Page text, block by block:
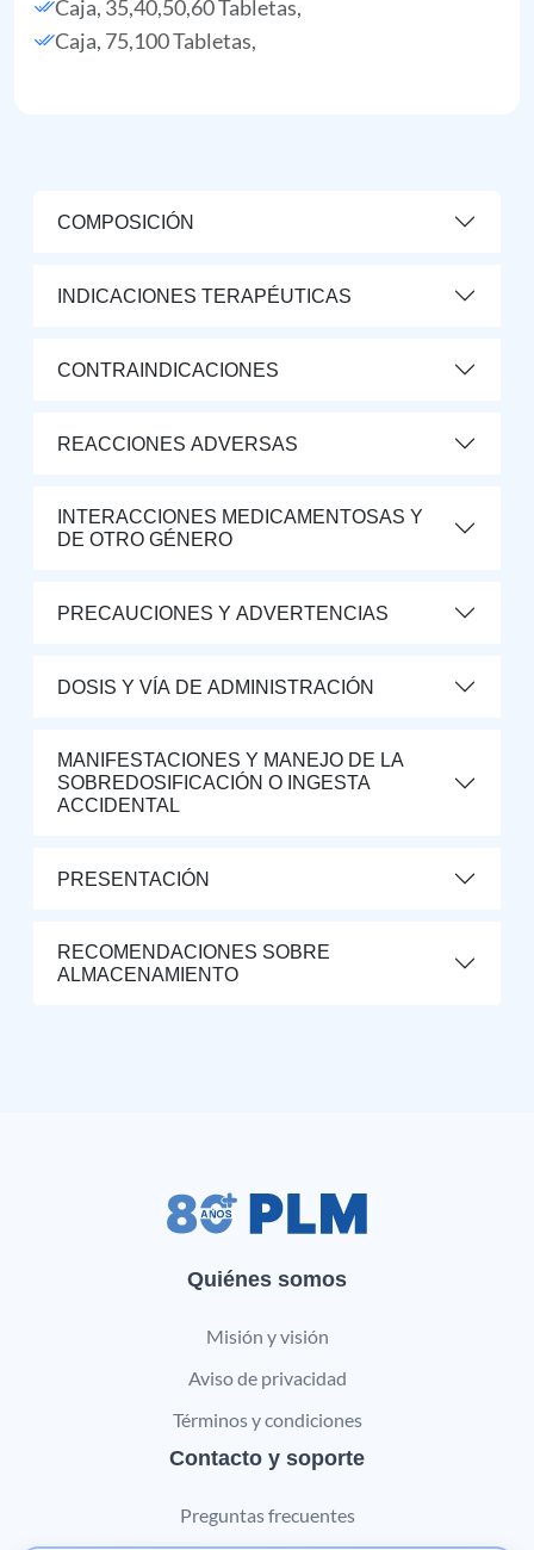
Caja, 35,40,50,60 Tabletas,
Caja, 75,100 Tabletas,
COMPOSICIÓN
INDICACIONES TERAPÉUTICAS
CONTRAINDICACIONES
REACCIONES ADVERSAS
INTERACCIONES MEDICAMENTOSAS Y
DE OTRO GÉNERO
PRECAUCIONES Y ADVERTENCIAS
DOSIS Y VÍA DE ADMINISTRACIÓN
MANIFESTACIONES Y MANEJO DE LA
SOBREDOSIFICACIÓN O INGESTA
ACCIDENTAL
PRESENTACIÓN
RECOMENDACIONES SOBRE
ALMACENAMIENTO
Quiénes somos
Misión y visión
Aviso de privacidad
Términos y condiciones
Contacto y soporte
Preguntas frecuentes